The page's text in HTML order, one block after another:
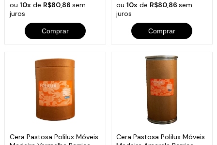
ou10x de R$80,86sem
juros
Comprar
ou 10xde R$80,86 sem
juros
Comprar
Cera Pastosa Polilux Móveis
Cera Pastosa Polilux Móveis